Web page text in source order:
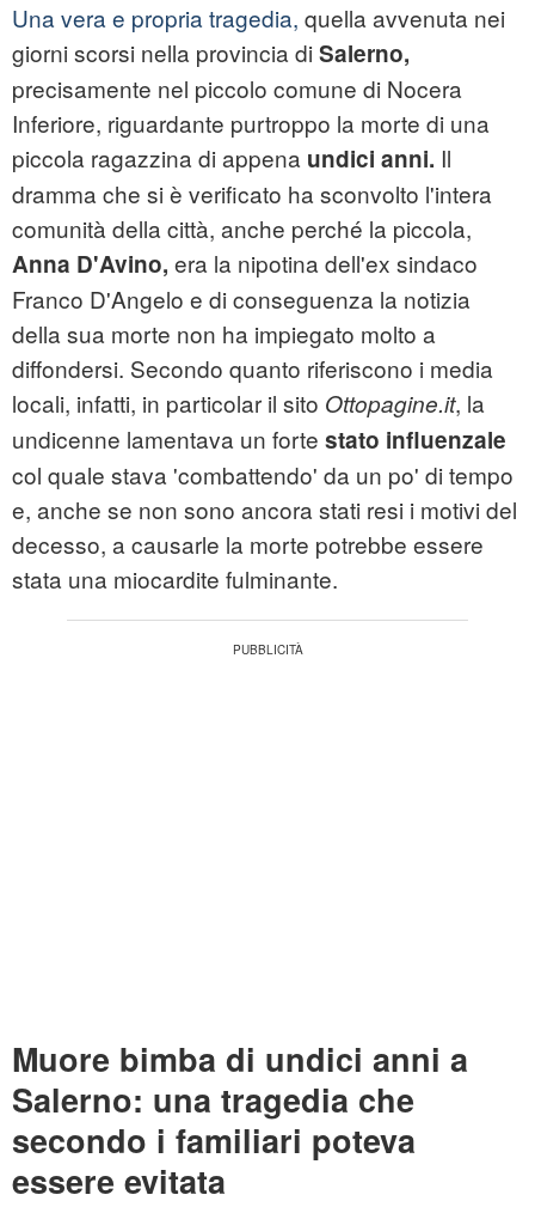
Una vera e propria tragedia, quella avvenuta nei
giorni scorsi nella provincia di Salerno,
precisamente nel piccolo comune di Nocera
Inferiore, riguardante purtroppo la morte di una
piccola ragazzina di appena undici anni. Il
dramma che si è verificato ha sconvolto l'intera
comunità della città, anche perché la piccola,
Anna D'Avino, era la nipotina dell'ex sindaco
Franco D'Angelo e di conseguenza la notizia
della sua morte non ha impiegato molto a
diffondersi. Secondo quanto riferiscono i media
locali, infatti, in particolar il sito Ottopagine.it, la
undicenne lamentava un forte stato influenzale
col quale stava 'combattendo' da un po' di tempo
e, anche se non sono ancora stati resi i motivi del
decesso, a causarle la morte potrebbe essere
stata una miocardite fulminante.
Muore bimba di undici anni a
Salerno: una tragedia che
secondo i familiari poteva
essere evitata